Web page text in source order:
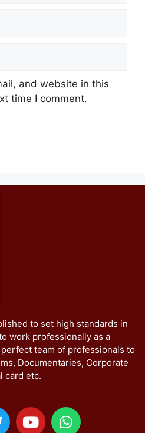
and website in this
time I comment.
to set high standards in
work professionally as a
team of professionals to
Documentaries, Corporate
card etc.